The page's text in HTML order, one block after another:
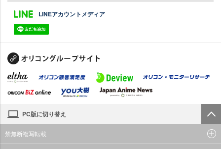
LINEアカウントメディア
PC版に切り替え
禁無断複写転載